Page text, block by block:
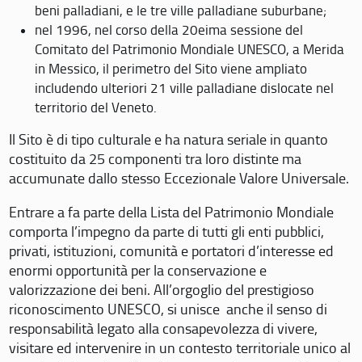
beni palladiani, e le tre ville palladiane suburbane;
nel 1996, nel corso della 20eima sessione del
Comitato del Patrimonio Mondiale UNESCO, a Merida
in Messico, il perimetro del Sito viene ampliato
includendo ulteriori 21 ville palladiane dislocate nel
territorio del Veneto.
Il Sito è di tipo culturale e ha natura seriale in quanto
costituito da 25 componenti tra loro distinte ma
accumunate dallo stesso Eccezionale Valore Universale.
Entrare a fa parte della Lista del Patrimonio Mondiale
comporta l’impegno da parte di tutti gli enti pubblici,
privati, istituzioni, comunità e portatori d’interesse ed
enormi opportunità per la conservazione e
valorizzazione dei beni. All’orgoglio del prestigioso
riconoscimento UNESCO, si unisce anche il senso di
responsabilità legato alla consapevolezza di vivere,
visitare ed intervenire in un contesto territoriale unico al